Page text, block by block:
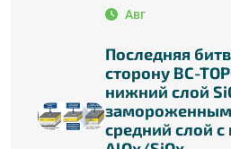
Авг
Последняя
сторону BC-
нижний слой
средний слой